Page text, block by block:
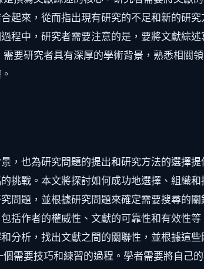
起來，從而指出現有研究的不足和新的研
程中，研究者需要注意的是，要將文獻綜
要研究者具有深厚的學術背景，熟悉相關
，也為研究問題的提出和研究方法的選擇
挑戰。本文將探討如何成功地選擇、組織
問題，並根據研究問題來確定需要搜尋的
括作者的權威性、文獻的可靠性和有效性
分析，找出文獻之間的關聯性，並根據這
需要技巧和練習的過程。學者需要將自己